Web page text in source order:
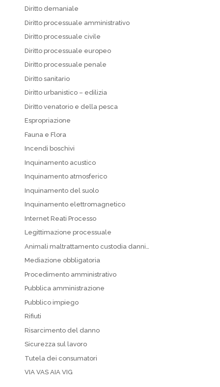
Diritto demaniale
Diritto processuale amministrativo
Diritto processuale civile
Diritto processuale europeo
Diritto processuale penale
Diritto sanitario
Diritto urbanistico – edilizia
Diritto venatorio e della pesca
Espropriazione
Fauna e Flora
Incendi boschivi
Inquinamento acustico
Inquinamento atmosferico
Inquinamento del suolo
Inquinamento elettromagnetico
Internet Reati Processo
Legittimazione processuale
Animali maltrattamento custodia danni…
Mediazione obbligatoria
Procedimento amministrativo
Pubblica amministrazione
Pubblico impiego
Rifiuti
Risarcimento del danno
Sicurezza sul lavoro
Tutela dei consumatori
VIA VAS AIA VIG